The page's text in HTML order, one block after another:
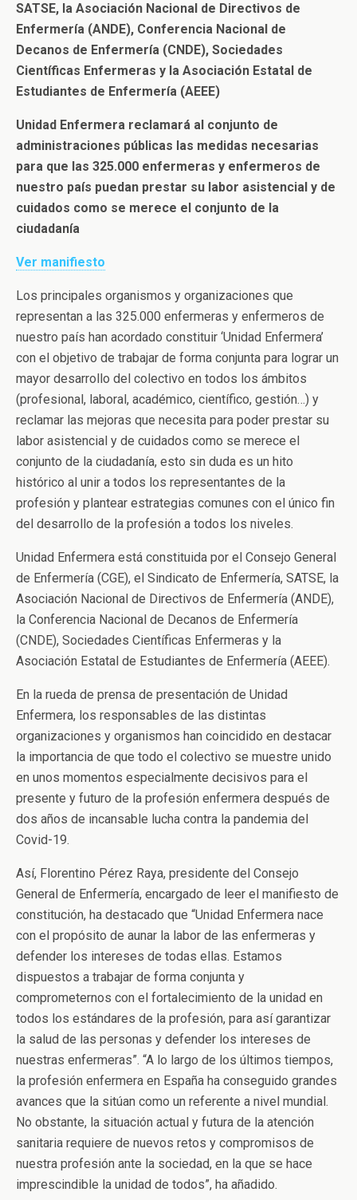
SATSE, la Asociación Nacional de Directivos de
Enfermería (ANDE), Conferencia Nacional de
Decanos de Enfermería (CNDE), Sociedades
Científicas Enfermeras y la Asociación Estatal de
Estudiantes de Enfermería (AEEE)
Unidad Enfermera reclamará al conjunto de
administraciones públicas las medidas necesarias
para que las 325.000 enfermeras y enfermeros de
nuestro país puedan prestar su labor asistencial y de
cuidados como se merece el conjunto de la
ciudadanía
Ver manifiesto
Los principales organismos y organizaciones que
representan a las 325.000 enfermeras y enfermeros de
nuestro país han acordado constituir ‘Unidad Enfermera’
con el objetivo de trabajar de forma conjunta para lograr un
mayor desarrollo del colectivo en todos los ámbitos
(profesional, laboral, académico, científico, gestión…) y
reclamar las mejoras que necesita para poder prestar su
labor asistencial y de cuidados como se merece el
conjunto de la ciudadanía, esto sin duda es un hito
histórico al unir a todos los representantes de la
profesión y plantear estrategias comunes con el único fin
del desarrollo de la profesión a todos los niveles.
Unidad Enfermera está constituida por el Consejo General
de Enfermería (CGE), el Sindicato de Enfermería, SATSE, la
Asociación Nacional de Directivos de Enfermería (ANDE),
la Conferencia Nacional de Decanos de Enfermería
(CNDE), Sociedades Científicas Enfermeras y la
Asociación Estatal de Estudiantes de Enfermería (AEEE).
En la rueda de prensa de presentación de Unidad
Enfermera, los responsables de las distintas
organizaciones y organismos han coincidido en destacar
la importancia de que todo el colectivo se muestre unido
en unos momentos especialmente decisivos para el
presente y futuro de la profesión enfermera después de
dos años de incansable lucha contra la pandemia del
Covid-19.
Así, Florentino Pérez Raya, presidente del Consejo
General de Enfermería, encargado de leer el manifiesto de
constitución, ha destacado que “Unidad Enfermera nace
con el propósito de aunar la labor de las enfermeras y
defender los intereses de todas ellas. Estamos
dispuestos a trabajar de forma conjunta y
comprometernos con el fortalecimiento de la unidad en
todos los estándares de la profesión, para así garantizar
la salud de las personas y defender los intereses de
nuestras enfermeras”. “A lo largo de los últimos tiempos,
la profesión enfermera en España ha conseguido grandes
avances que la sitúan como un referente a nivel mundial.
No obstante, la situación actual y futura de la atención
sanitaria requiere de nuevos retos y compromisos de
nuestra profesión ante la sociedad, en la que se hace
imprescindible la unidad de todos”, ha añadido.